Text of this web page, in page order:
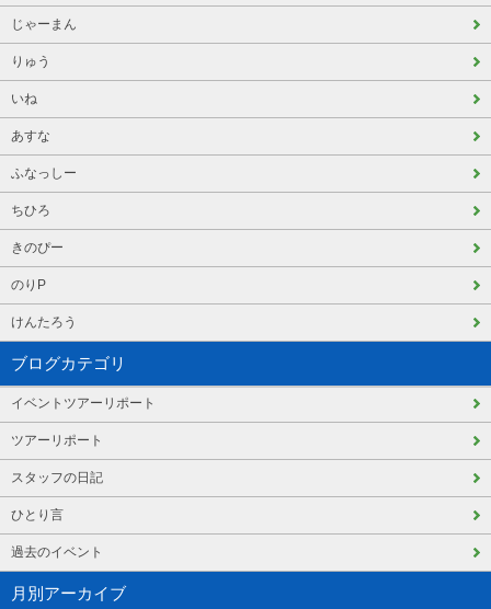
じゃーまん
りゅう
いね
あすな
ふなっしー
ちひろ
きのぴー
のりP
けんたろう
ブログカテゴリ
イベントツアーリポート
ツアーリポート
スタッフの日記
ひとり言
過去のイベント
月別アーカイブ